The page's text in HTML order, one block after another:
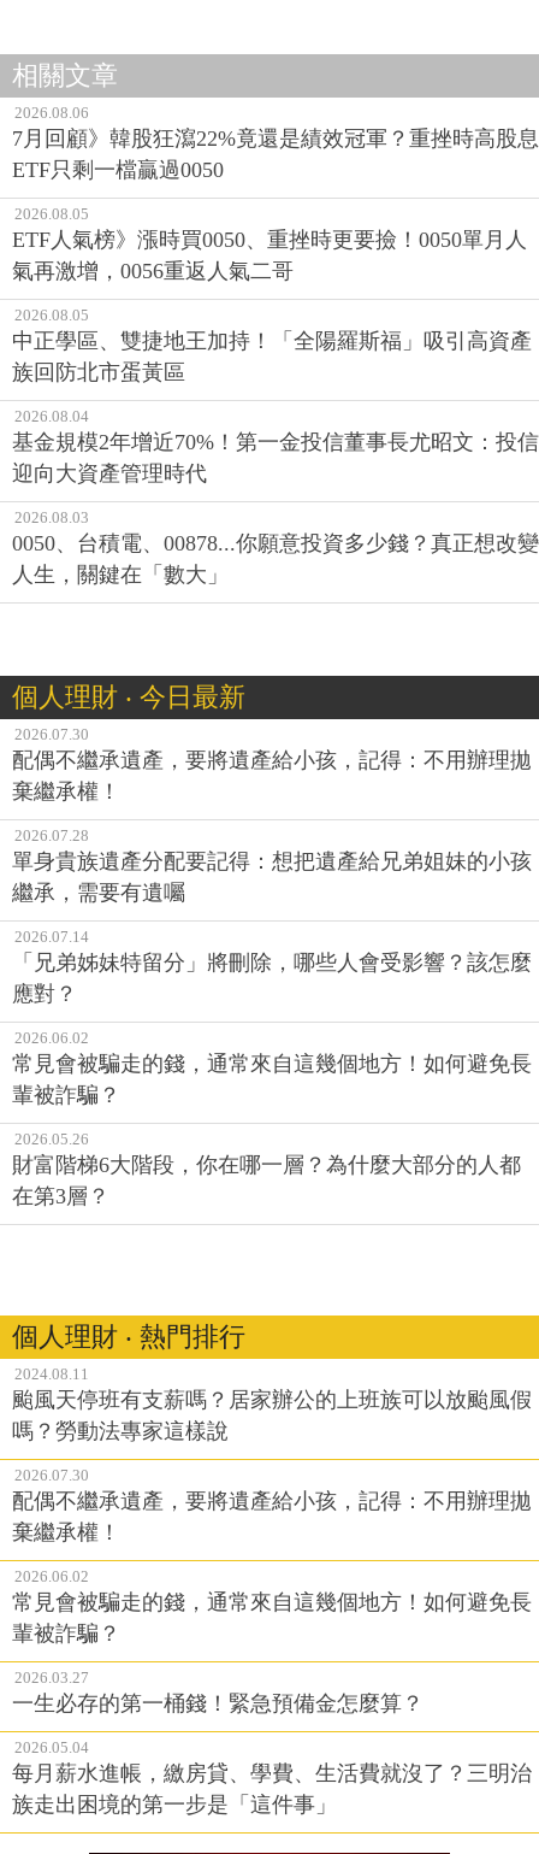
相關文章
2026.08.06
7月回顧》韓股狂瀉22%竟還是績效冠軍？重挫時高股息
ETF只剩一檔贏過0050
2026.08.05
ETF人氣榜》漲時買0050、重挫時更要撿！0050單月人
氣再激增，0056重返人氣二哥
2026.08.05
中正學區、雙捷地王加持！「全陽羅斯福」吸引高資產
族回防北市蛋黃區
2026.08.04
基金規模2年增近70%！第一金投信董事長尤昭文：投信
迎向大資產管理時代
2026.08.03
0050、台積電、00878...你願意投資多少錢？真正想改變
人生，關鍵在「數大」
個人理財 ‧ 今日最新
2026.07.30
配偶不繼承遺產，要將遺產給小孩，記得：不用辦理拋
棄繼承權！
2026.07.28
單身貴族遺產分配要記得：想把遺產給兄弟姐妹的小孩
繼承，需要有遺囑
2026.07.14
「兄弟姊妹特留分」將刪除，哪些人會受影響？該怎麼
應對？
2026.06.02
常見會被騙走的錢，通常來自這幾個地方！如何避免長
輩被詐騙？
2026.05.26
財富階梯6大階段，你在哪一層？為什麼大部分的人都
在第3層？
個人理財 ‧ 熱門排行
2024.08.11
颱風天停班有支薪嗎？居家辦公的上班族可以放颱風假
嗎？勞動法專家這樣說
2026.07.30
配偶不繼承遺產，要將遺產給小孩，記得：不用辦理拋
棄繼承權！
2026.06.02
常見會被騙走的錢，通常來自這幾個地方！如何避免長
輩被詐騙？
2026.03.27
一生必存的第一桶錢！緊急預備金怎麼算？
2026.05.04
每月薪水進帳，繳房貸、學費、生活費就沒了？三明治
族走出困境的第一步是「這件事」